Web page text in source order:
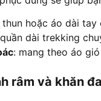
thun hoặc áo dài
dài trekking
: mang theo áo
râm và khăn